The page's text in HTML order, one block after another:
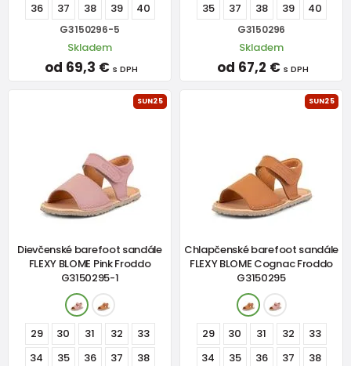
36
37 38 39 40
G3150296-5
Skladem
od 69,3 € s DPH
35
37 38 39 40
G3150296
Skladem
od 67,2 € s DPH
SUN25
Dievčenské barefoot sandále
FLEXY BLOME Pink Froddo
G3150295-1
29 30 31 32
33
34
35 36 37
38
SUN25
Chlapčenské barefoot sandále
FLEXY BLOME Cognac Froddo
G3150295
29 30 31 32
33
34
35 36 37
38